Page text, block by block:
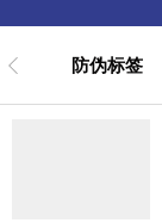
防伪标签